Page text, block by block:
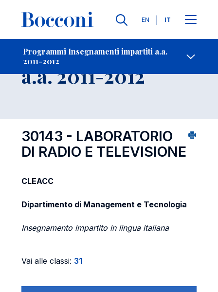
Lingue
EN IT
Programmi Insegnamenti impartiti a.a.
2011-2012
-
Insegnamento
a.a. 2011-2012
30143 - LABORATORIO
DI RADIO E TELEVISIONE
CLEACC
Dipartimento di Management e Tecnologia
Insegnamento impartito in lingua italiana
Vai alle classi: 31